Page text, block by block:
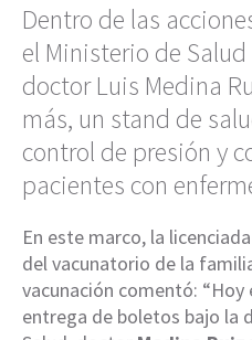
Dentro de las
el Ministerio de
doctor Luis Medina
más, un stand de
control de presión y
pacientes con
En este marco, la licenciada
del vacunatorio de la
vacunación comentó:
entrega de boletos bajo la